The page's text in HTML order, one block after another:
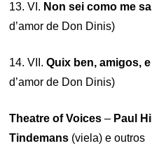
13. VI. Non sei como me
d’amor de Don Dinis)
14. VII.Quix ben, amigos,
d’amor de Don Dinis)
Theatre of Voices – Paul
Tindemans (viela) e outros